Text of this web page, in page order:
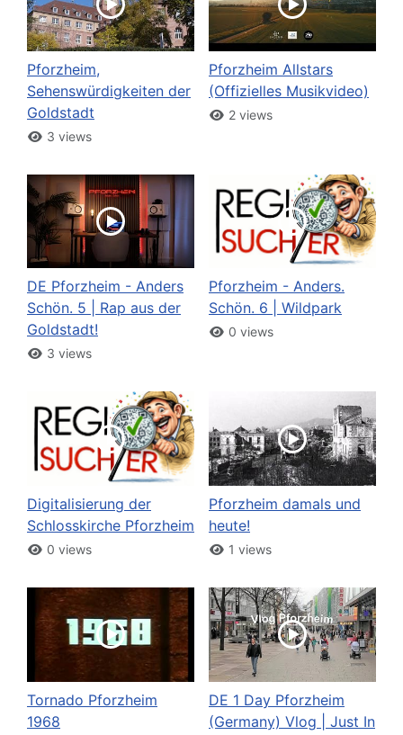
Pforzheim,
Sehenswürdigkeiten der
Goldstadt
3 views
Pforzheim Allstars
(Offizielles Musikvideo)
2 views
DE Pforzheim - Anders
Schön. 5 | Rap aus der
Goldstadt!
3 views
Pforzheim - Anders.
Schön. 6 | Wildpark
0 views
Digitalisierung der
Schlosskirche Pforzheim
0 views
Pforzheim damals und
heute!
1 views
Tornado Pforzheim
1968
DE 1 Day Pforzheim
(Germany) Vlog | Just In